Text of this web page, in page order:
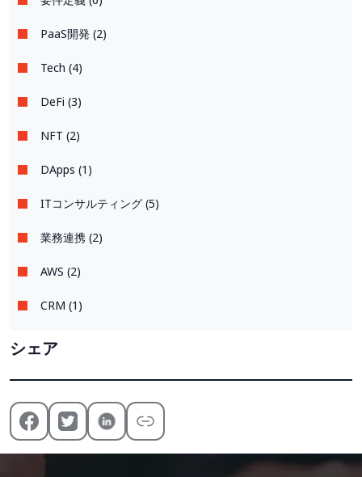
PaaS開発 (2)
Tech (4)
DeFi (3)
NFT (2)
DApps (1)
ITコンサルティング (5)
業務連携 (2)
AWS (2)
CRM (1)
シェア